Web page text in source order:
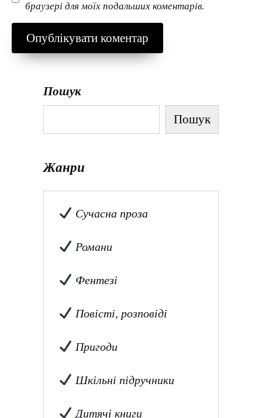
браузері для моїх подальших коментарів.
Пошук
Пошук
Жанри
Сучасна проза
Романи
Фентезі
Повісті, розповіді
Пригоди
Шкільні підручники
Дитячі книги